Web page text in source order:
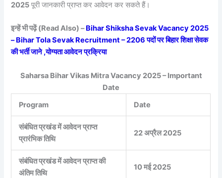
2025 पूरी जानकारी प्राप्त कर आवेदन कर सकते हैं।
इन्हें भी पढ़ें (Read Also) –Bihar Shiksha Sevak Vacancy 2025
– Bihar Tola Sevak Recruitment – 2206 पदों पर बिहार शिक्षा सेवक
की भर्ती जाने ,योग्यता आवेदन प्रक्रिया
Saharsa Bihar Vikas Mitra Vacancy 2025 – Important
Date
Program
Date
संबंधित प्रखंड में आवेदन प्राप्त
प्रारंभिक तिथि
22 अप्रैल 2025
संबंधित प्रखंड में आवेदन प्राप्त की
अंतिम तिथि
10 मई 2025